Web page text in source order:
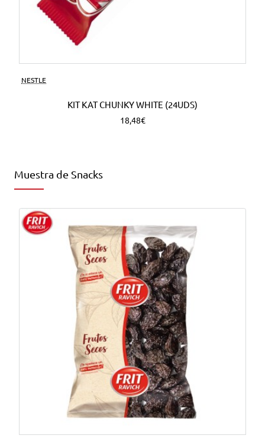
NESTLE
KIT KAT CHUNKY WHITE (24UDS)
18,48€
Muestra de Snacks